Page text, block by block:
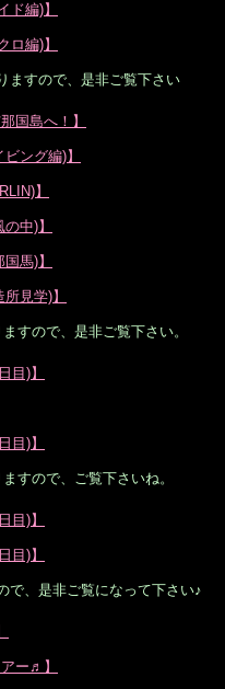
ド編)】
ロ編)】
ますので、是非ご覧下さい
国島へ！】
ング編)】
】
中)】
馬)】
見学)】
すので、是非ご覧下さい。
目)】
目)】
すので、ご覧下さいね。
目)】
目)】
で、是非ご覧になって下さい♪
ー♬】